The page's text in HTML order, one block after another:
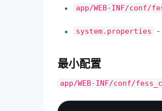
app/WEB-INF/conf/
system.properties -
最小配置
app/WEB-INF/conf/